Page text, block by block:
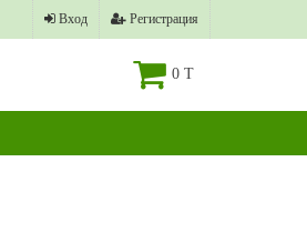
Вход Регистрация
0 T